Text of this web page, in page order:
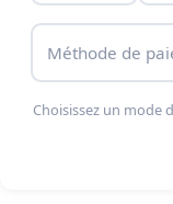
Méthode de
Choisissez un mode